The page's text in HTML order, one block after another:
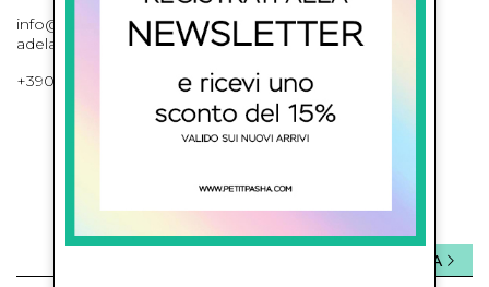
info@petitpasha.com, petitpasha@hotmail.it,
adelaide.petitpasha@hotmail.com
+39081643421 , +390812351280
ISCRIVITI ALLA NEWSLETTER
INVIA